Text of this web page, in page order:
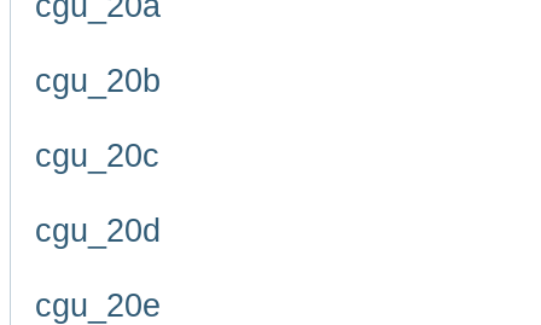
cgu_20b
cgu_20c
cgu_20d
cgu_20e